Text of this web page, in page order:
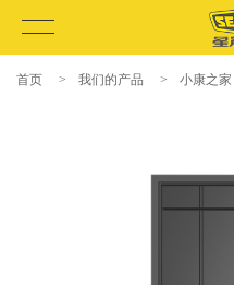
首页 > 我们的产品 > 小康之家